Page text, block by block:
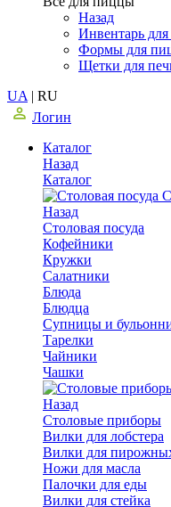
Назад
Инвентарь
Формы для
Щетки для
UA | RU
Логин
Каталог
Назад
Каталог
Назад
Столовая посуда
Кофейники
Кружки
Салатники
Блюда
Блюдца
Супницы и
Тарелки
Чайники
Чашки
Назад
Cтоловые приборы
Вилки для лобстера
Вилки для
Ножи для масла
Палочки для еды
Вилки для стейка